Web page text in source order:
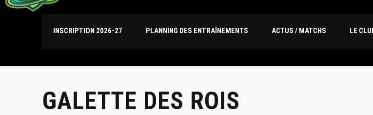
INSCRIPTION 2026-27 PLANNING DES ENTRAÎNEMENTS ACTUS / MATCHS LE
GALETTE DES ROIS